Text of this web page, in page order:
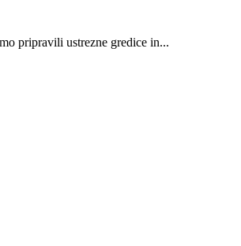
pripravili ustrezne gredice in...